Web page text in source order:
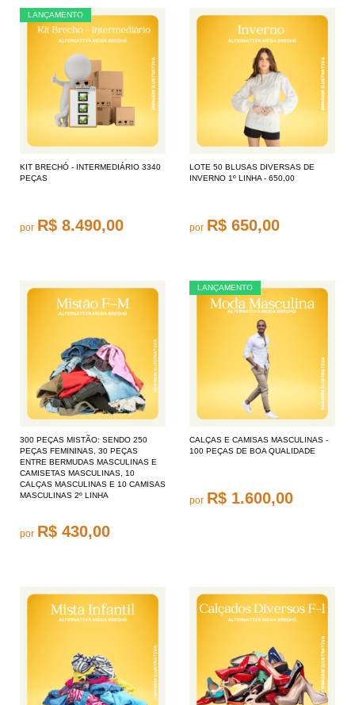
LANÇAMENTO
KIT BRECHÓ - INTERMEDIÁRIO 3340
PEÇAS
por R$ 8.490,00
LOTE 50 BLUSAS DIVERSAS DE
INVERNO 1º LINHA - 650,00
por R$ 650,00
300 PEÇAS MISTÃO: SENDO 250
PEÇAS FEMININAS, 30 PEÇAS
ENTRE BERMUDAS MASCULINAS E
CAMISETAS MASCULINAS, 10
CALÇAS MASCULINAS E 10 CAMISAS
MASCULINAS 2º LINHA
por R$ 430,00
LANÇAMENTO
CALÇAS E CAMISAS MASCULINAS -
100 PEÇAS DE BOA QUALIDADE
por R$ 1.600,00